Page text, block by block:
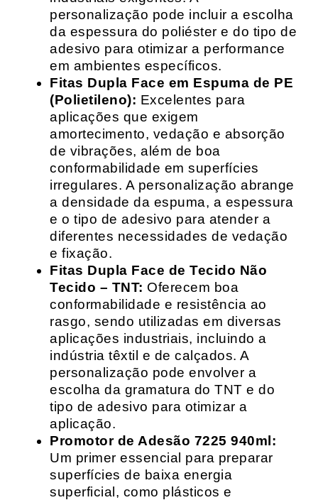
personalização pode incluir a escolha
da espessura do poliéster e do tipo de
adesivo para otimizar a performance
em ambientes específicos.
Fitas Dupla Face em Espuma de PE
(Polietileno): Excelentes para
aplicações que exigem
amortecimento, vedação e absorção
de vibrações, além de boa
conformabilidade em superfícies
irregulares. A personalização abrange
a densidade da espuma, a espessura
e o tipo de adesivo para atender a
diferentes necessidades de vedação
e fixação.
Fitas Dupla Face de Tecido Não
Tecido – TNT: Oferecem boa
conformabilidade e resistência ao
rasgo, sendo utilizadas em diversas
aplicações industriais, incluindo a
indústria têxtil e de calçados. A
personalização pode envolver a
escolha da gramatura do TNT e do
tipo de adesivo para otimizar a
aplicação.
Promotor de Adesão 7225 940ml:
Um primer essencial para preparar
superfícies de baixa energia
superficial, como plásticos e